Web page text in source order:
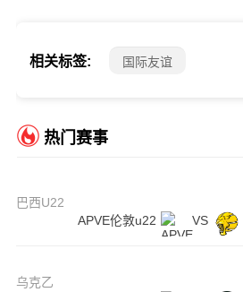
相关标签: 国际友谊
热门赛事
巴西U22
APVE伦敦u22
VS
乌克乙